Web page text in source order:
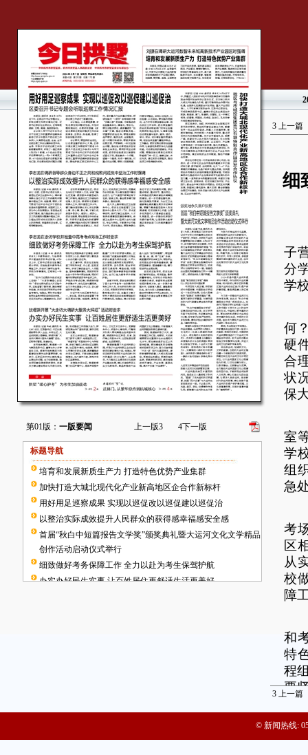
第01版： 一版要闻 上一版3 4下一版
标题导航
培育和发展新质生产力 打造特色优势产业集群
加快打造大城北现代化产业新高地区企合作新标杆
用好用足巡察成果 实现以巡促改以巡促建以巡促治
以整治实际成效提升人民群众的获得感幸福感安全感
首届“秋白中短篇报告文学奖”颁奖典礼暨大运河文化文学精品
创作活动启动仪式举行
细致做好考务保障工作 全力以赴为考生保驾护航
办实办好民生实事 让百姓居住更舒适生活更美好
3 上一篇
细
子
分
学
何
硬
合
状
保
室
学
组
急
考
区
从
校
障
和
特
程
要
人
3 上一篇
© 新闻热线: